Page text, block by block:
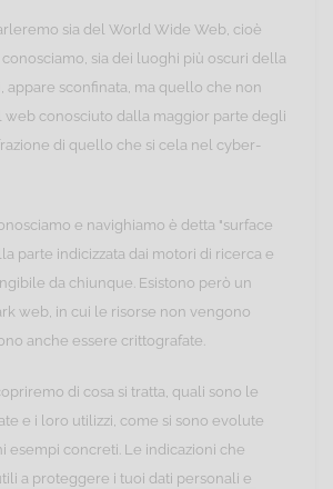
sia del World Wide Web, cioè
sia dei luoghi più oscuri della
appare sconfinata, ma quello che non
web conosciuto dalla maggior parte degli
di quello che si cela nel cyber-
e navighiamo è detta "surface
parte indicizzata dai motori di ricerca e
da chiunque. Esistono però un
web, in cui le risorse non vengono
anche essere crittografate.
di cosa si tratta, quali sono le
e i loro utilizzi, come si sono evolute
esempi concreti. Le indicazioni che
a proteggere i tuoi dati personali e